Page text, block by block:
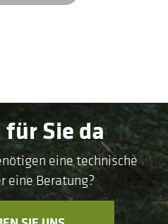
Sie da
eine technische
eine Beratung?